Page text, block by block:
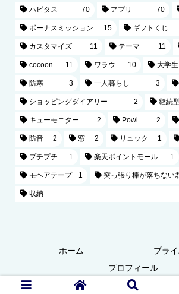
ハピタス 70 アプリ 70
ボーナスミッション 15 ギフトくじ
カスタマイズ 11 テーマ 11
cocoon 11 ワラウ 10 大学生
防寒 3 一人暮らし 3
ショッピングダイアリー 2 継続
キューモニター 2 Powl 2
防音 2 窓 2 リュック 1
プチプチ 1 楽天ポイントモール 1
モヘアテープ 1 突っ張り棒が落ちない
収納
ホーム
プラ
プロフィール
Copyright © 2021 なまけブログ All